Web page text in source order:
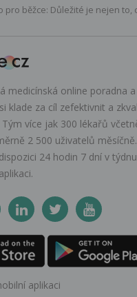
pro běžce: Důležité je nejen to,
medicínská online poradna
klade za cíl zefektivnit a
více jak 300 lékařů
2 500 uživatelů
24 hodin 7 dní v
aplikaci